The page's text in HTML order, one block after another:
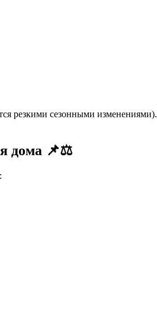
резкими сезонными изменениями).
дома 📌⚖️